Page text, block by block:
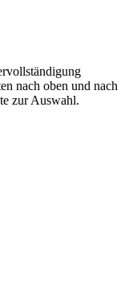
nach oben und nach
zur Auswahl.